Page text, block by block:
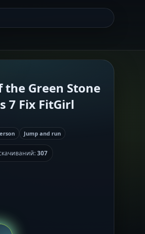
the Green Stone
7 Fix FitGirl
Jump and run
307